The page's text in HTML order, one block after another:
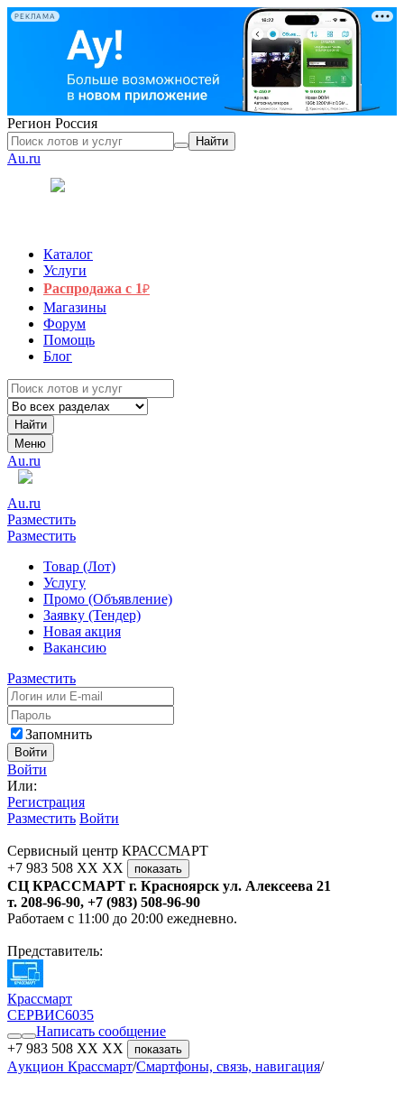
РЕКЛАМА
Регион Россия
Найти
Au.ru
Каталог
Услуги
Распродажа с 1₽
Магазины
Форум
Помощь
Блог
Найти
Меню
Au.ru
Au.ru
Разместить
Разместить
Товар (Лот)
Услугу
Промо (Объявление)
Заявку (Тендер)
Новая акция
Вакансию
Разместить
Запомнить
Войти
Войти
Или:
Регистрация
Разместить Войти
Сервисный центр КРАССМАРТ
+7 983 508 XX XX
показать
СЦ КРАССМАРТ г. Красноярск ул. Алексеева 21
т. 208-96-90, +7 (983) 508-96-90
Работаем с 11:00 до 20:00 ежедневно.
Представитель:
Крассмарт
СЕРВИС6035
Написать сообщение
+7 983 508 XX XX
показать
Aукцион Крассмарт/Смартфоны, связь, навигация/